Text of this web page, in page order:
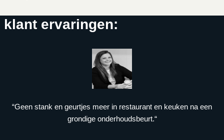
klant ervaringen:
“Geen stank en geurtjes meer in restaurant en keuken na een
grondige onderhoudsbeurt.“